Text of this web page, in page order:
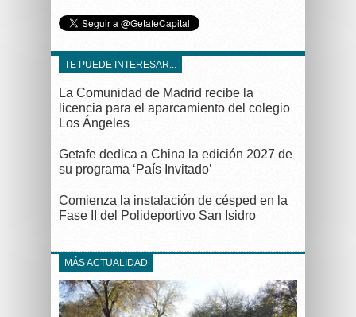
TE PUEDE INTERESAR...
La Comunidad de Madrid recibe la
licencia para el aparcamiento del colegio
Los Ángeles
Getafe dedica a China la edición 2027 de
su programa ‘País Invitado’
Comienza la instalación de césped en la
Fase II del Polideportivo San Isidro
MÁS ACTUALIDAD